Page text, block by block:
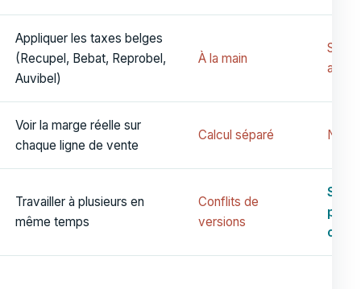
Appliquer les taxes belges
(Recupel, Bebat, Reprobel,
Auvibel)
À la main
Voir la marge réelle sur
chaque ligne de vente
Calcul séparé Non
Travailler à plusieurs en
même temps
Conflits de
versions
Sur